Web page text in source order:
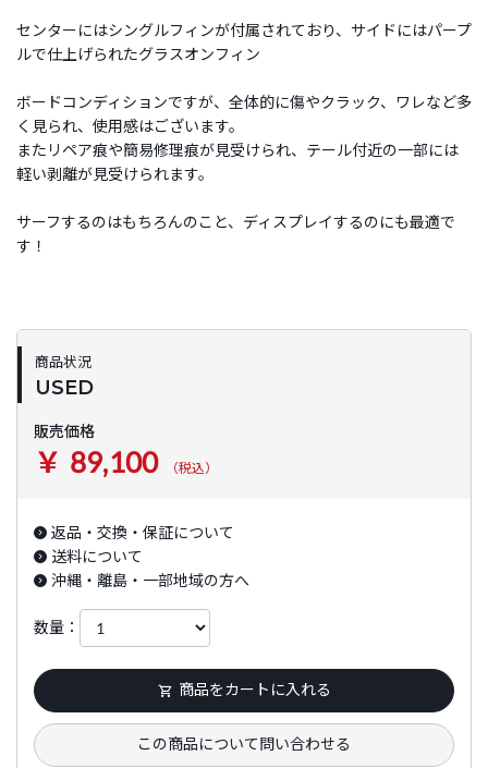
センターにはシングルフィンが付属されており、サイドにはパープ
ルで仕上げられたグラスオンフィン
ボードコンディションですが、全体的に傷やクラック、ワレなど多
く見られ、使用感はございます。
またリペア痕や簡易修理痕が見受けられ、テール付近の一部には
軽い剥離が見受けられます。
サーフするのはもちろんのこと、ディスプレイするのにも最適で
す！
商品状況
USED
販売価格
￥ 89,100 （税込）
返品・交換・保証について
送料について
沖縄・離島・一部地域の方へ
数量：
商品をカートに入れる
この商品について問い合わせる